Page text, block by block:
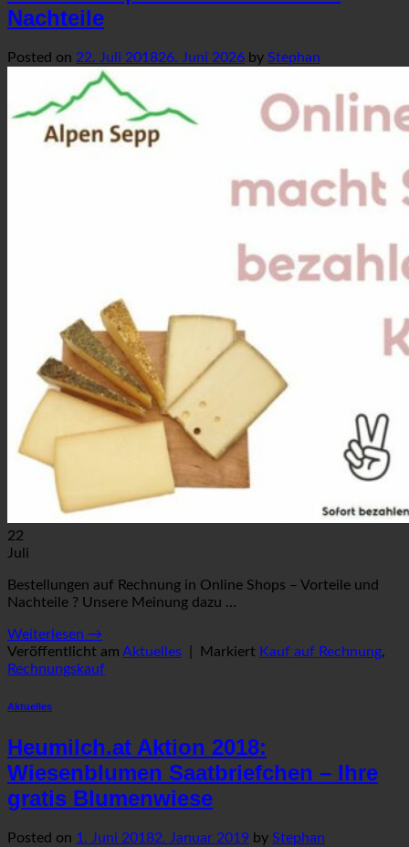
Nachteile
Posted on 22. Juli 201826. Juni 2026 by Stephan
22
Juli
Bestellungen auf Rechnung in Online Shops – Vorteile und
Nachteile ? Unsere Meinung dazu …
Weiterlesen →
Veröffentlicht am Aktuelles Markiert Kauf auf Rechnung,
Rechnungskauf
Aktuelles
Heumilch.at Aktion 2018:
Wiesenblumen Saatbriefchen – Ihre
gratis Blumenwiese
Posted on 1. Juni 20182. Januar 2019 by Stephan